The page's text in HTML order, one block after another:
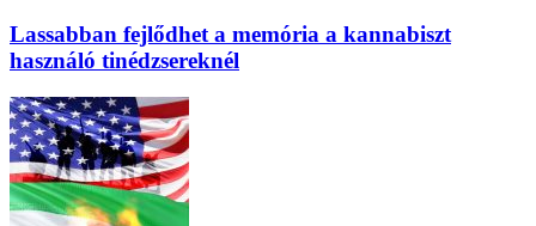
Lassabban fejlődhet a memória a kannabiszt
használó tinédzsereknél